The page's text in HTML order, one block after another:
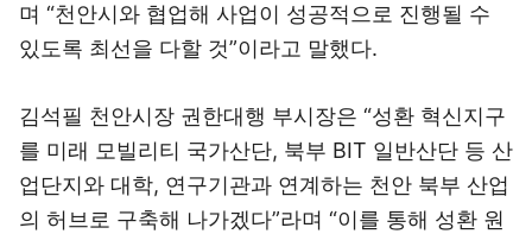
며 “천안시와 협업해 사업이 성공적으로 진행될 수
있도록 최선을 다할 것”이라고 말했다.
김석필 천안시장 권한대행 부시장은 “성환 혁신지구
를 미래 모빌리티 국가산단, 북부 BIT 일반산단 등 산
업단지와 대학, 연구기관과 연계하는 천안 북부 산업
의 허브로 구축해 나가겠다”라며 “이를 통해 성환 원